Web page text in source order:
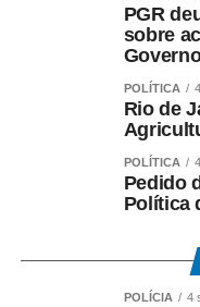
faixa
para
viemos.
posto
estaria
Neste sábado, um
PGR
sobre
POLÍTICA
Rio de
POLÍTICA
Pedido
Política
POLÍCIA 4